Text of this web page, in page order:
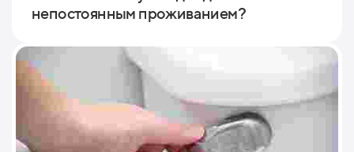
непостоянным проживанием?